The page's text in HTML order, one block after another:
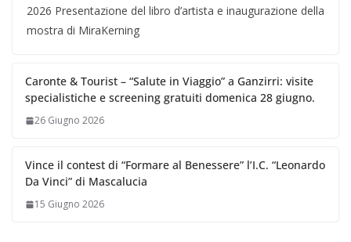
2026 Presentazione del libro d’artista e inaugurazione della
mostra di MiraKerning
Caronte & Tourist – “Salute in Viaggio” a Ganzirri: visite
specialistiche e screening gratuiti domenica 28 giugno.
26 Giugno 2026
Vince il contest di “Formare al Benessere” l’I.C. “Leonardo
Da Vinci” di Mascalucia
15 Giugno 2026